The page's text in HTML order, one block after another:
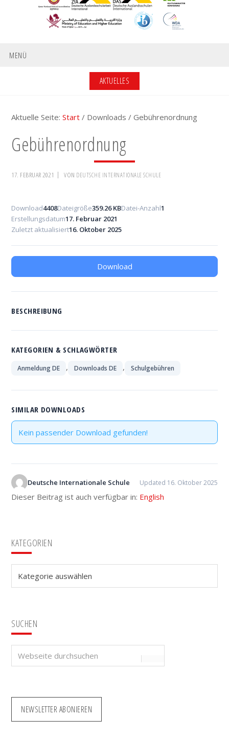
MENÜ
AKTUELLES
Aktuelle Seite:Start / Downloads/ Gebührenordnung
Gebührenordnung
17. FEBRUAR 2021 VON DEUTSCHE INTERNATIONALE SCHULE
Download4408Dateigröße359.26 KBDatei-Anzahl1
Erstellungsdatum17. Februar 2021
Zuletzt aktualisiert16. Oktober 2025
Download
BESCHREIBUNG
KATEGORIEN & SCHLAGWÖRTER
Anmeldung DE , Downloads DE , Schulgebühren
SIMILAR DOWNLOADS
Kein passender Download gefunden!
Deutsche Internationale Schule Updated 16. Oktober 2025
Dieser Beitrag ist auch verfügbar in: English
Seitenspalte
KATEGORIEN
SUCHEN
Webseite
durchsuchen
NEWSLETTER ABONIEREN